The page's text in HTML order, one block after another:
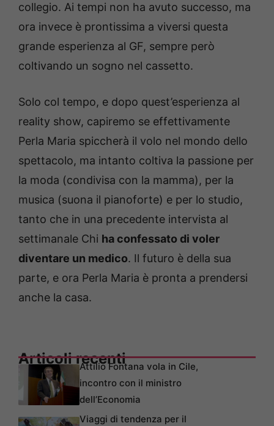
collegio. Ai tempi non ha avuto successo, ma
ora invece è prontissima a viversi questa
grande esperienza al GF, sempre però
coltivando un sogno nel cassetto.
Solo col tempo, e dopo quest’esperienza al
reality show, capiremo se effettivamente
Perla Maria spiccherà il volo nel mondo dello
spettacolo, ma intanto coltiva la passione per
la moda (condivisa con la mamma), per la
musica (suona il pianoforte) e per lo studio,
tanto che in una precedente intervista al
settimanale Chi ha confessato di voler
diventare un medico. Il futuro è della sua
parte, e ora Perla Maria è pronta a prendersi
anche la casa.
Articoli recentiAttilio Fontana vola in Cile,
incontro con il ministro
dell’Economia
Viaggi di tendenza per il